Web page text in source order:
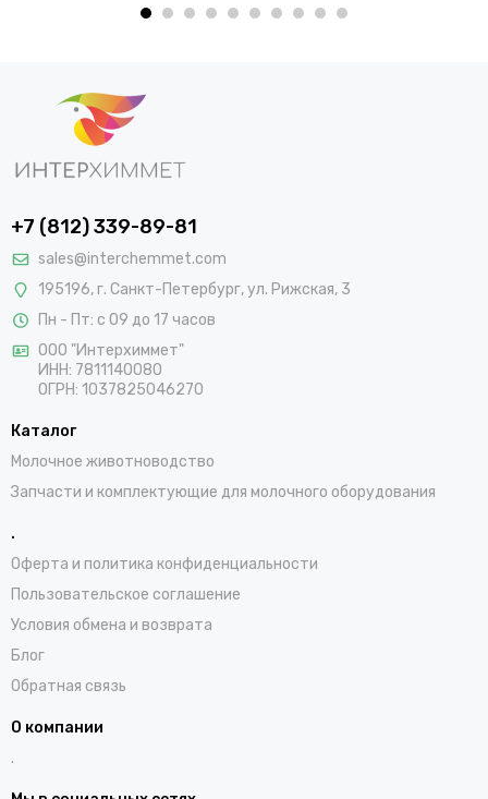
+7 (812) 339-89-81
sales@interchemmet.com
195196, г. Санкт-Петербург, ул. Рижская, 3
Пн - Пт: с 09 до 17 часов
ООО "Интерхиммет"
ИНН: 7811140080
ОГРН: 1037825046270
Каталог
Молочное животноводство
Запчасти и комплектующие для молочного оборудования
.
Оферта и политика конфиденциальности
Пользовательское соглашение
Условия обмена и возврата
Блог
Обратная связь
О компании
.